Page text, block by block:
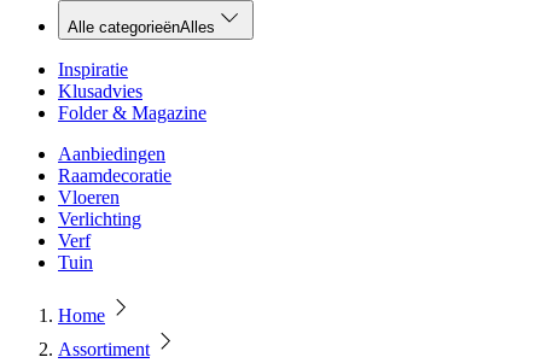
Alle categorieënAlles
Inspiratie
Klusadvies
Folder & Magazine
Aanbiedingen
Raamdecoratie
Vloeren
Verlichting
Verf
Tuin
Home
Assortiment